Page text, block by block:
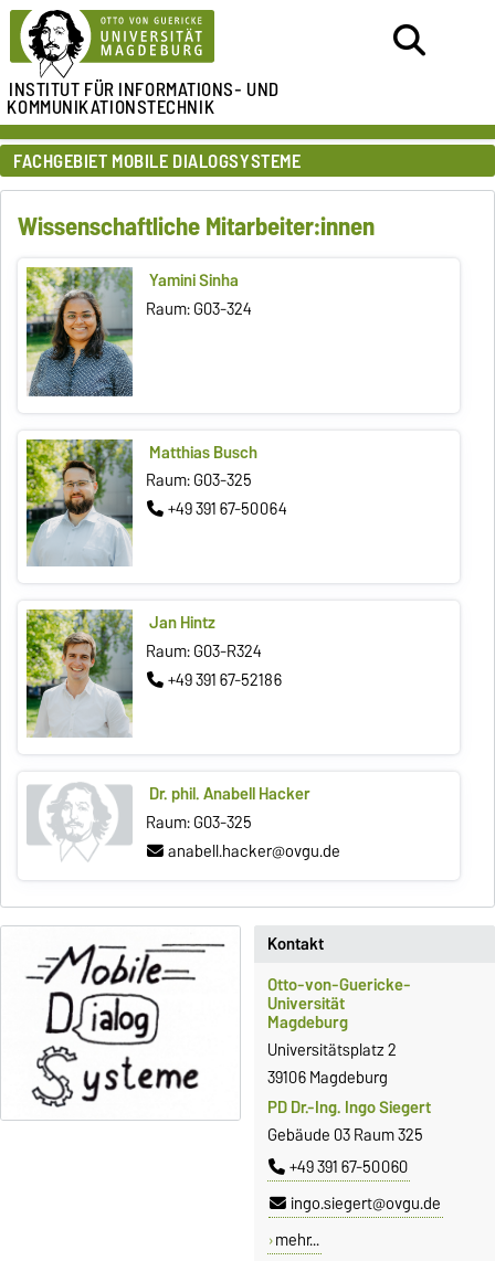
INSTITUT FÜRINFORMATIONS- UND
KOMMUNIKATIONSTECHNIK
FACHGEBIET MOBILE DIALOGSYSTEME
Wissenschaftliche Mitarbeiter:innen
Yamini Sinha
Raum: G03-324
Matthias Busch
Raum: G03-325
+49 391 67-50064
Jan Hintz
Raum: G03-R324
+49 391 67-52186
Dr. phil. Anabell Hacker
Raum: G03-325
anabell.hacker@ovgu.de
Kontakt
Otto-von-Guericke-
Universität
Magdeburg
Universitätsplatz 2
39106 Magdeburg
PD Dr.-Ing. Ingo Siegert
Gebäude 03 Raum 325
+49 391 67-50060
ingo.siegert@ovgu.de
mehr...